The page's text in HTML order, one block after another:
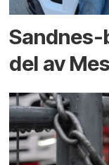
Sandnes-
del av